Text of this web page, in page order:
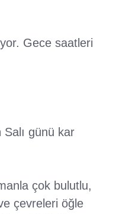
Gece saatleri
Salı günü kar
çok bulutlu,
çevreleri öğle